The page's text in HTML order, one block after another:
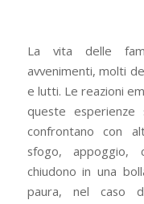
La vita delle
avvenimenti, molti
e lutti. Le reazioni
queste esperienze
confrontano con
sfogo, appoggio,
chiudono in una
paura, nel caso